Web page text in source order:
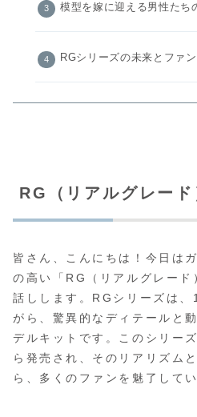
模型を嫁に迎える男性たち
RGシリーズの未来とファ
RG（リアルグレード
皆さん、こんにちは！今日は
の高い「RG（リアルグレード
話しします。RGシリーズは
がら、驚異的なディテールと
デルキットです。このシリー
ら発売され、そのリアリズム
ら、多くのファンを魅了してい